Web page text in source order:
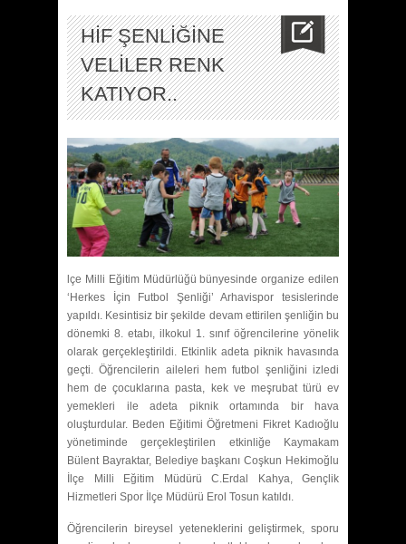
HİF ŞENLİĞİNE
VELİLER RENK
KATIYOR..
lçe Milli Eğitim Müdürlüğü bünyesinde organize edilen
‘Herkes İçin Futbol Şenliği’ Arhavispor tesislerinde
yapıldı. Kesintisiz bir şekilde devam ettirilen şenliğin bu
dönemki 8. etabı, ilkokul 1. sınıf öğrencilerine yönelik
olarak gerçekleştirildi. Etkinlik adeta piknik havasında
geçti. Öğrencilerin aileleri hem futbol şenliğini izledi
hem de çocuklarına pasta, kek ve meşrubat türü ev
yemekleri ile adeta piknik ortamında bir hava
oluşturdular. Beden Eğitimi Öğretmeni Fikret Kadıoğlu
yönetiminde gerçekleştirilen etkinliğe Kaymakam
Bülent Bayraktar, Belediye başkanı Coşkun Hekimoğlu
İlçe Milli Eğitim Müdürü C.Erdal Kahya, Gençlik
Hizmetleri Spor İlçe Müdürü Erol Tosun katıldı.
Öğrencilerin bireysel yeteneklerini geliştirmek, sporu